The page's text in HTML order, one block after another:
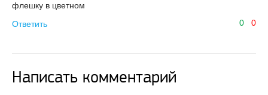
флешку в цветном
Ответить
0
0
Написать комментарий